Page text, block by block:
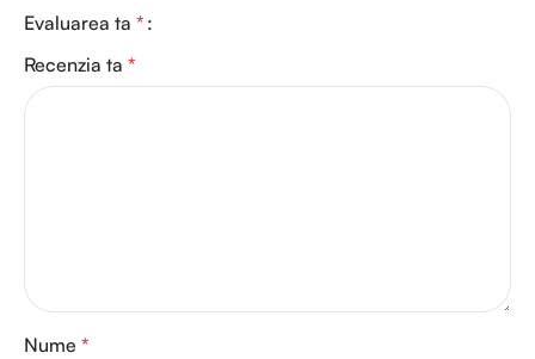
Evaluarea ta *
Recenzia ta *
Nume *